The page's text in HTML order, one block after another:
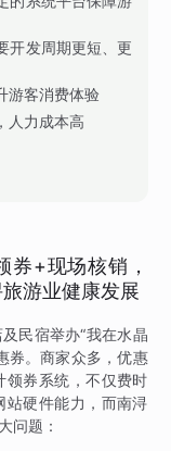
开发周期更短、更
游客消费体验
人力成本高
券+现场核销，
游业健康发展
民宿举办“我在水晶
券。商家众多，优惠
领券系统，不仅费时
站硬件能力，而南浔
问题：